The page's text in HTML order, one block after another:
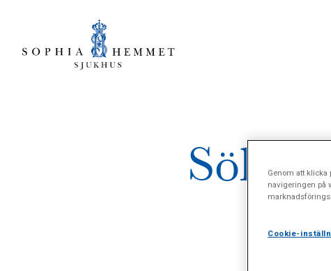
Genom att klicka
navigeringen på
Cookie-